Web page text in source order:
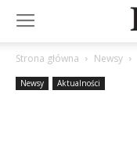
Strona główna Newsy
Newsy Aktualności